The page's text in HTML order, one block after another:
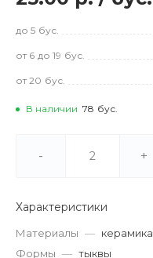
до 5 бус.
от 6 до 19 бус.
от 20 бус.
В наличии 78 бус.
- +
Характеристики
Материалы — керамика
Формы — тыквы